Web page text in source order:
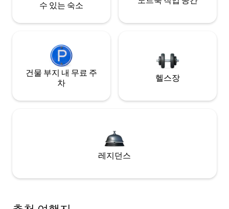
수 있는 숙소
건물 부지 내 무료 주
차
헬스장
레지던스